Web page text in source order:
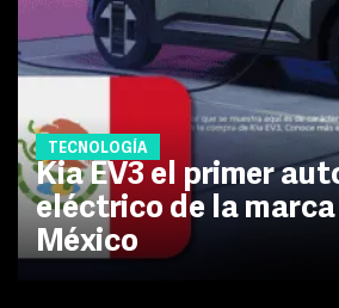
TECNOLOGÍA
Kia EV3 el primer
eléctrico de la marca
México